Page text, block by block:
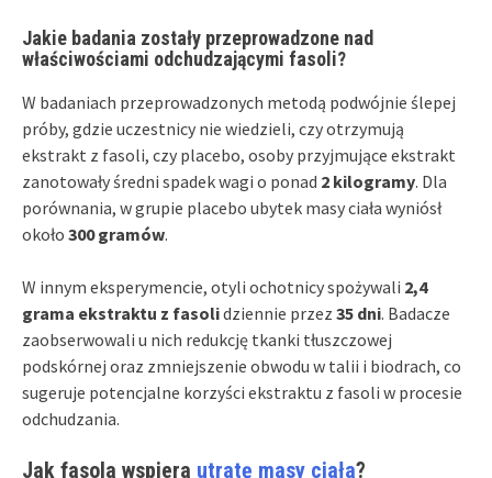
Jakie badania zostały przeprowadzone nad
właściwościami odchudzającymi fasoli?
W badaniach przeprowadzonych metodą podwójnie ślepej
próby, gdzie uczestnicy nie wiedzieli, czy otrzymują
ekstrakt z fasoli, czy placebo, osoby przyjmujące ekstrakt
zanotowały średni spadek wagi o ponad 2 kilogramy. Dla
porównania, w grupie placebo ubytek masy ciała wyniósł
około 300 gramów.
W innym eksperymencie, otyli ochotnicy spożywali 2,4
grama ekstraktu z fasolidziennie przez 35 dni. Badacze
zaobserwowali u nich redukcję tkanki tłuszczowej
podskórnej oraz zmniejszenie obwodu w talii i biodrach, co
sugeruje potencjalne korzyści ekstraktu z fasoli w procesie
odchudzania.
Jak fasola wspiera utratę masy ciała?